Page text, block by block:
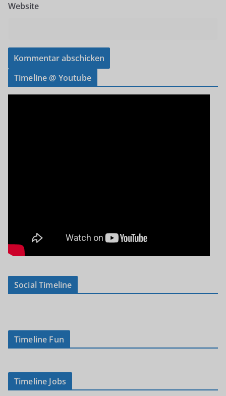
Website
Timeline @ Youtube
Social Timeline
Timeline Fun
Timeline Jobs